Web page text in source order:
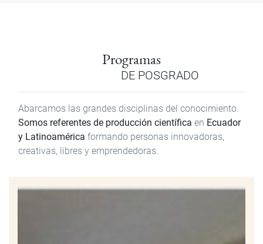
Programas
DE POSGRADO
Abarcamos las grandes disciplinas del conocimiento.
Somos referentes de producción científica en Ecuador
y Latinoamérica formando personas innovadoras,
creativas, libres y emprendedoras.